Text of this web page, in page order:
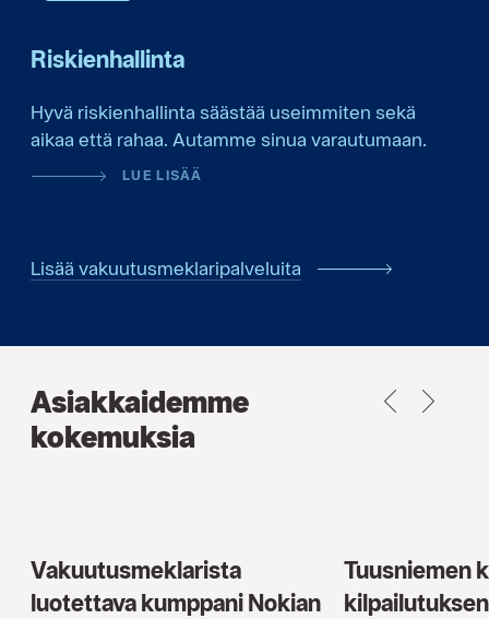
Riskienhallinta
Hyvä riskienhallinta säästää useimmiten sekä
aikaa että rahaa. Autamme sinua varautumaan.
LUE LISÄÄ
Lisää vakuutusmeklaripalveluita
Asiakkaidemme
kokemuksia
PREVIOUS
Vakuutusmeklarista
luotettava kumppani Nokian
Tuusniemen